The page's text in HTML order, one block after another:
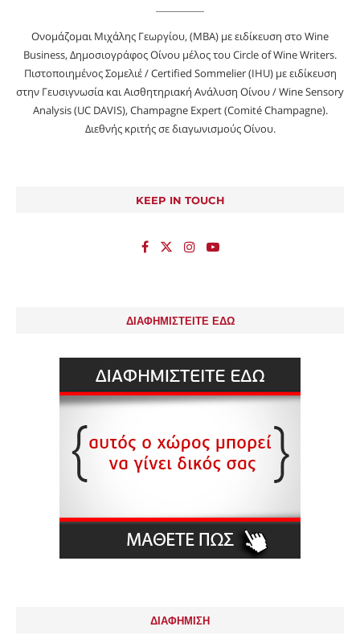
Ονομάζομαι Μιχάλης Γεωργίου, (MBA) με ειδίκευση στο Wine
Business, Δημοσιογράφος Οίνου μέλος του Circle of Wine Writers.
Πιστοποιημένος Σομελιέ / Certified Sommelier (IHU) με ειδίκευση
στην Γευσιγνωσία και Αισθητηριακή Ανάλυση Οίνου / Wine Sensory
Analysis (UC DAVIS), Champagne Expert (Comité Champagne).
Διεθνής κριτής σε διαγωνισμούς Οίνου.
KEEP IN TOUCH
ΔΙΑΦΗΜΙΣΤΕΙΤΕ ΕΔΩ
ΔΙΑΦΗΜΙΣΗ